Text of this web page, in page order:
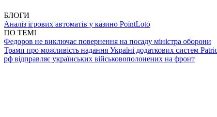
БЛОГИ
Аналіз ігрових автоматів у казино PointLoto
ПО ТЕМІ
Федоров не виключає повернення на посаду міністра оборони
Трамп про можливість надання Україні додаткових систем
рф відправляє українських військовополонених на фронт